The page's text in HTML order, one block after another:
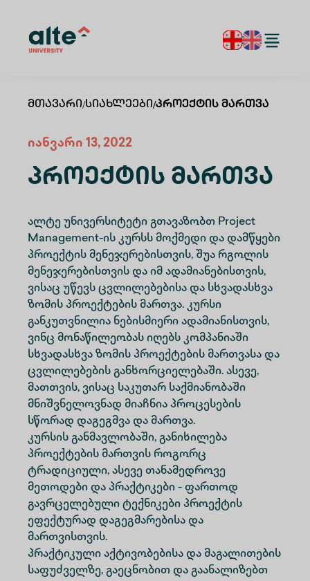
Მთავარი/Სიახლეები/Პროექტის Მართვა
იანვარი 13, 2022
Პროექტის Მართვა
ალტე უნივერსიტეტი გთავაზობთ Project
Management-ის კურსს მოქმედი და დამწყები
პროექტის მენეჯერებისთვის, შუა რგოლის
მენეჯერებისთვის და იმ ადამიანებისთვის,
ვისაც უწევს ცვლილებებისა და სხვადასხვა
ზომის პროექტების მართვა. კურსი
განკუთვნილია ნებისმიერი ადამიანისთვის,
ვინც მონაწილეობას იღებს კომპანიაში
სხვადასხვა ზომის პროექტების მართვასა და
ცვლილებების განხორციელებაში. ასევე,
მათთვის, ვისაც საკუთარ საქმიანობაში
მნიშვნელოვნად მიაჩნია პროცესების
სწორად დაგეგმვა და მართვა.
კურსის განმავლობაში, განიხილება
პროექტების მართვის როგორც
ტრადიციული, ასევე თანამედროვე
მეთოდები და პრაქტიკები - ფართოდ
გავრცელებული ტექნიკები პროექტის
ეფექტურად დაგეგმარებისა და
მართვისთვის.
პრაქტიკული აქტივობებისა და მაგალითების
საფუძველზე, გაეცნობით და გაანალიზებთ